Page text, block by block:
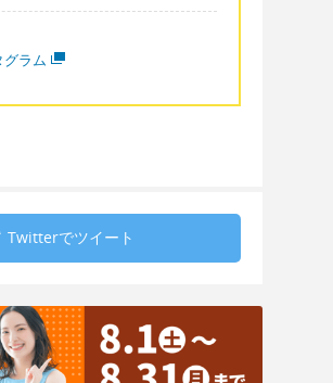
グラム
Twitterでツイート